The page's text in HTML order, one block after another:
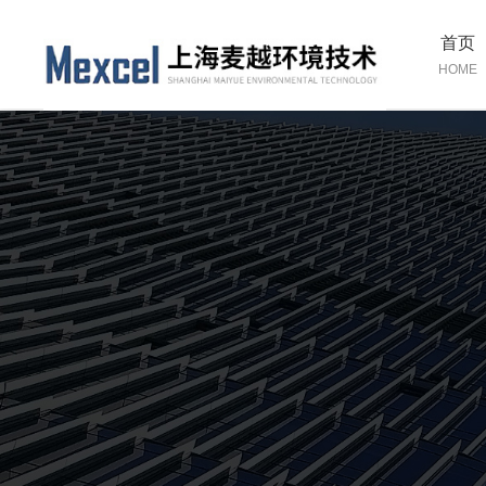
首页
HOME